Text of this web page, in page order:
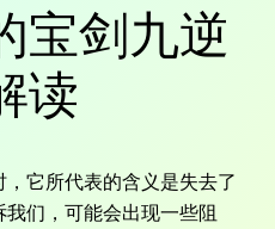
宝剑九逆
读
它所代表的含义是失去了
们，可能会出现一些阻